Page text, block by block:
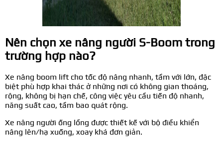
Nên chọn xe nâng người S-Boom trong
trường hợp nào?
Xe nâng boom lift cho tốc độ nâng nhanh, tầm với lớn, đặc
biệt phù hợp khai thác ở những nơi có không gian thoáng,
rộng, không bị hạn chế, công việc yêu cầu tiến độ nhanh,
năng suất cao, tầm bao quát rộng.
Xe nâng người ống lồng được thiết kế với bộ điều khiển
nâng lên/hạ xuống, xoay khá đơn giản.